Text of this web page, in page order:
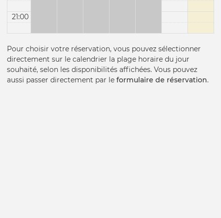
21:00
Pour choisir votre réservation, vous pouvez sélectionner
directement sur le calendrier la plage horaire du jour
souhaité, selon les disponibilités affichées. Vous pouvez
aussi passer directement par le formulaire de réservation.